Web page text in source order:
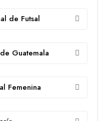
de Futsal
Guatemala
Femenina